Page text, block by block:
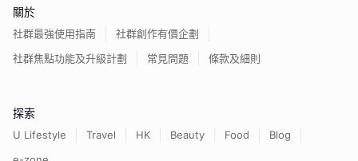
關於
社群最強使用指南
社群創作有價企劃
社群焦點功能及升級計劃
常見問題 條款及細則
探索
U Lifestyle Travel HK Beauty Food
Blog